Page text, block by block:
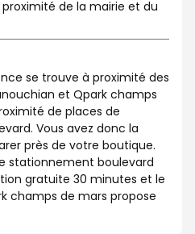
de la mairie et du
se trouve à proximité des
et Qpark champs
de places de
Vous avez donc la
près de votre boutique.
stationnement boulevard
gratuite 30 minutes et le
champs de mars propose